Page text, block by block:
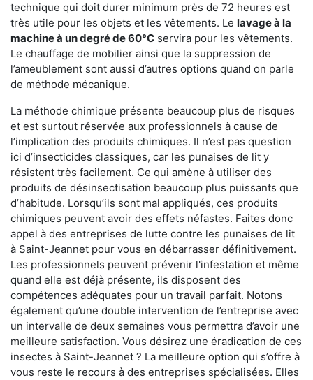
technique qui doit durer minimum près de 72 heures est
très utile pour les objets et les vêtements. Le lavage à la
machine à un degré de 60°C servira pour les vêtements.
Le chauffage de mobilier ainsi que la suppression de
l’ameublement sont aussi d’autres options quand on parle
de méthode mécanique.
La méthode chimique présente beaucoup plus de risques
et est surtout réservée aux professionnels à cause de
l’implication des produits chimiques. Il n’est pas question
ici d’insecticides classiques, car les punaises de lit y
résistent très facilement. Ce qui amène à utiliser des
produits de désinsectisation beaucoup plus puissants que
d’habitude. Lorsqu’ils sont mal appliqués, ces produits
chimiques peuvent avoir des effets néfastes. Faites donc
appel à des entreprises de lutte contre les punaises de lit
à Saint-Jeannet pour vous en débarrasser définitivement.
Les professionnels peuvent prévenir l'infestation et même
quand elle est déjà présente, ils disposent des
compétences adéquates pour un travail parfait. Notons
également qu’une double intervention de l’entreprise avec
un intervalle de deux semaines vous permettra d’avoir une
meilleure satisfaction. Vous désirez une éradication de ces
insectes à Saint-Jeannet ? La meilleure option qui s’offre à
vous reste le recours à des entreprises spécialisées. Elles